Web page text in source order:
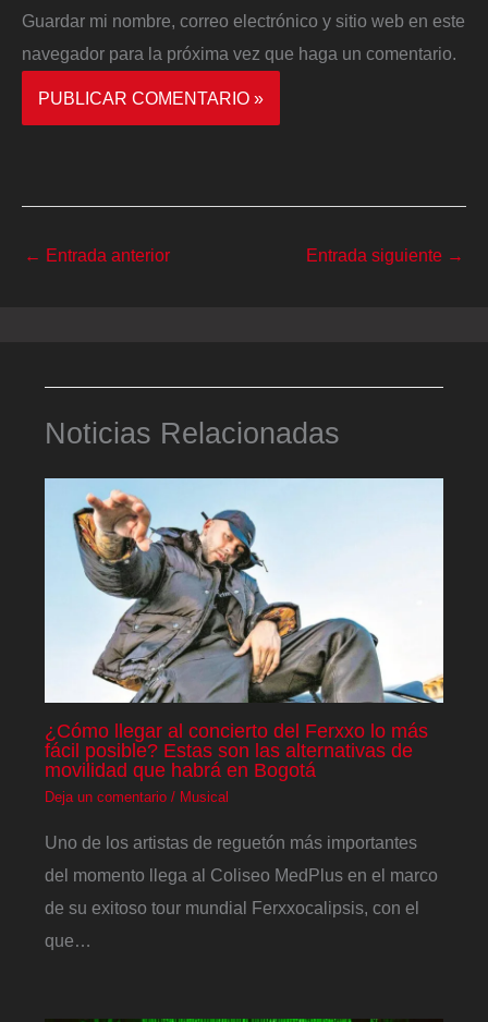
Guardar mi nombre, correo electrónico y sitio web en este
navegador para la próxima vez que haga un comentario.
← Entrada anterior Entrada siguiente →
Noticias Relacionadas
¿Cómo llegar al concierto del Ferxxo lo más
fácil posible? Estas son las alternativas de
movilidad que habrá en Bogotá
Deja un comentario / Musical
Uno de los artistas de reguetón más importantes
del momento llega al Coliseo MedPlus en el marco
de su exitoso tour mundial Ferxxocalipsis, con el
que…